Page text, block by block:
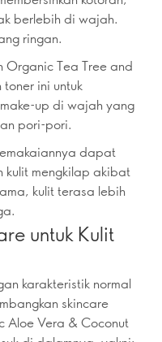
berlebih di wajah.
ringan.
Organic Tea Tree and
ini untuk
up di wajah yang
pori-pori.
dapat
kulit mengkilap akibat
kulit terasa lebih
untuk Kulit
karakteristik normal
skincare
Aloe Vera & Coconut